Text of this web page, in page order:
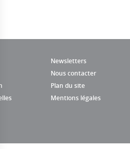
Newsletters
Nous contacter
Plan du site
Mentions légales